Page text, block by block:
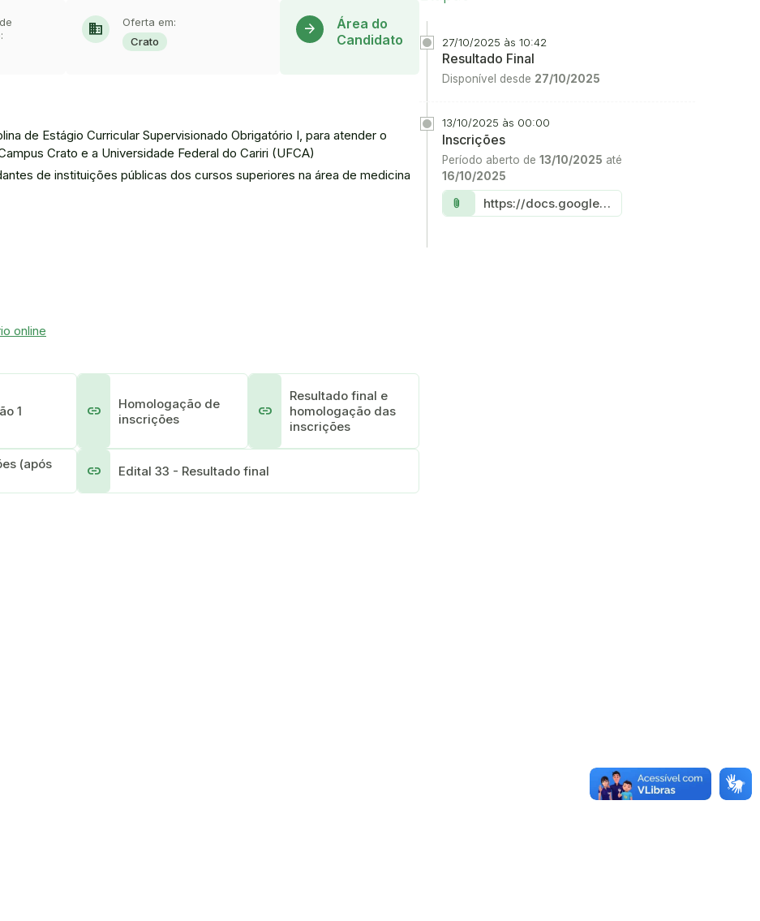
domain
Oferta em:
Crato
arrow_forward
Área do
Candidato
Acesse
de Estágio Curricular Supervisionado Obrigatório I, para atender o
Crato e a Universidade Federal do Cariri (UFCA)
de instituições públicas dos cursos superiores na área de medicina
online
1 link
Homologação de
inscrições
link
Resultado final e
homologação das
inscrições
(após
link Edital 33 - Resultado final
27/10/2025 às 10:42
Resultado Final
Disponível desde 27/10/2025
13/10/2025 às 00:00
Inscrições
Período aberto de 13/10/2025 até
16/10/2025
Link:
attach_file https://docs.google.com/forms/d/e/1FAIpQLSf2IV06YTe0VlqRf1Fgx6BM4bc2jFjdAbnHW7kwLcuJiwxSMA/viewform